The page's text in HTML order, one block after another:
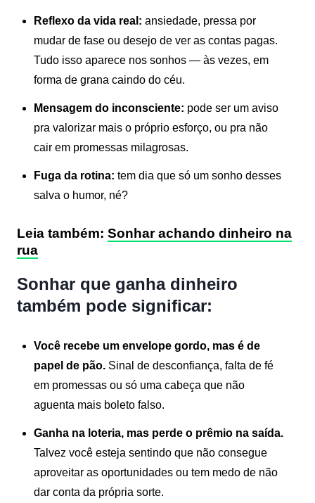
Reflexo da vida real: ansiedade, pressa por
mudar de fase ou desejo de ver as contas pagas.
Tudo isso aparece nos sonhos — às vezes, em
forma de grana caindo do céu.
Mensagem do inconsciente: pode ser um aviso
pra valorizar mais o próprio esforço, ou pra não
cair em promessas milagrosas.
Fuga da rotina: tem dia que só um sonho desses
salva o humor, né?
Leia também: Sonhar achando dinheiro na
rua
Sonhar que ganha dinheiro
também pode significar:
Você recebe um envelope gordo, mas é de
papel de pão. Sinal de desconfiança, falta de fé
em promessas ou só uma cabeça que não
aguenta mais boleto falso.
Ganha na loteria, mas perde o prêmio na saída.
Talvez você esteja sentindo que não consegue
aproveitar as oportunidades ou tem medo de não
dar conta da própria sorte.